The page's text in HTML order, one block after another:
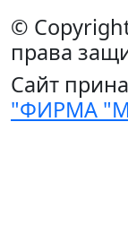
©
права
Сайт
"ФИРМА